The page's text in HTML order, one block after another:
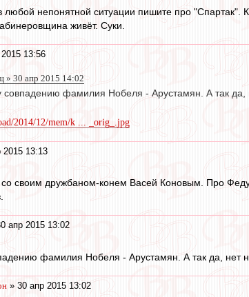
любой непонятной ситуации пишите про "Спартак".
живёт. Суки.
13:56
» 30 апр 2015 14:02
совпадению фамилия Нобеля - Арустамян. А так да,
2014/12/mem/k ... _orig_.jpg
2015 13:13
своим дружбаном-конем Васей Коновым. Про
апр 2015 13:02
фамилия Нобеля - Арустамян. А так да, нет
» 30 апр 2015 13:02